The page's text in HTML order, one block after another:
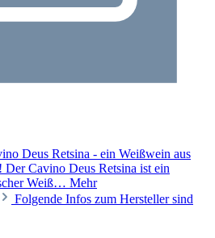
Deus Retsina - ein Weißwein aus
Der Cavino Deus Retsina ist ein
Weiß… Mehr
Folgende Infos zum Hersteller sind